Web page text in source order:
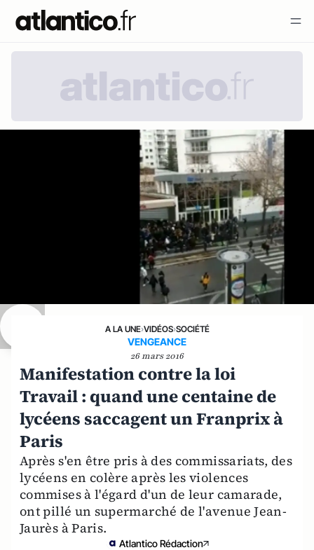
A LA UNE›VIDÉOS›SOCIÉTÉ
VENGEANCE
26 mars 2016
Manifestation contre la loi
Travail : quand une centaine de
lycéens saccagent un Franprix à
Paris
Après s'en être pris à des commissariats, des
lycéens en colère après les violences
commises à l'égard d'un de leur camarade,
ont pillé un supermarché de l'avenue Jean-
Jaurès à Paris.
Atlantico Rédaction